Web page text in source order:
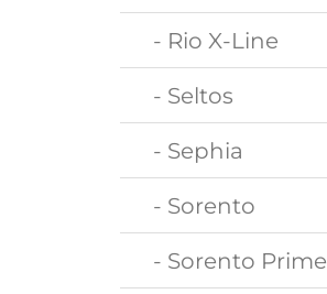
- Rio X-Line
- Seltos
- Sephia
- Sorento
- Sorento Prime